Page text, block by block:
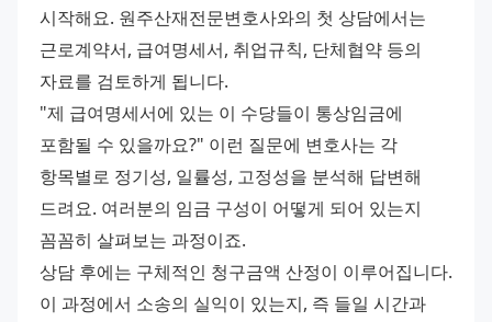
시작해요. 원주산재전문변호사와의 첫 상담에서는
근로계약서, 급여명세서, 취업규칙, 단체협약 등의
자료를 검토하게 됩니다.
"제 급여명세서에 있는 이 수당들이 통상임금에
포함될 수 있을까요?" 이런 질문에 변호사는 각
항목별로 정기성, 일률성, 고정성을 분석해 답변해
드려요. 여러분의 임금 구성이 어떻게 되어 있는지
꼼꼼히 살펴보는 과정이죠.
상담 후에는 구체적인 청구금액 산정이 이루어집니다.
이 과정에서 소송의 실익이 있는지, 즉 들일 시간과